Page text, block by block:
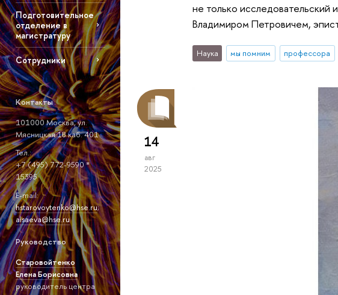
Подготовительное
отделение в
магистратуру
Сотрудники
Контакты
101000 Москва, ул.
Мясницкая 18 каб. 401
Тел.:
+7 (495) 772-9590 *
15395
E-mail:
hstarovoytenko@hse.ru;
aisaeva@hse.ru
Руководство
Старовойтенко
Елена Борисовна
руководитель центра
не только
Владимиром Петровичем,
Наука мы помним профессора
14
авг
2025